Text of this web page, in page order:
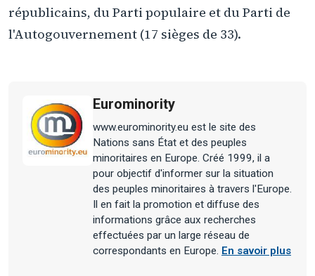
républicains, du Parti populaire et du Parti de
l'Autogouvernement (17 sièges de 33).
Eurominority
www.eurominority.eu est le site des
Nations sans État et des peuples
minoritaires en Europe. Créé 1999, il a
pour objectif d'informer sur la situation
des peuples minoritaires à travers l'Europe.
Il en fait la promotion et diffuse des
informations grâce aux recherches
effectuées par un large réseau de
correspondants en Europe. En savoir plus